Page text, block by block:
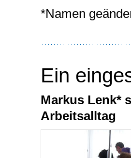
*Namen
Ein
Markus Lenk*
Arbeitsalltag